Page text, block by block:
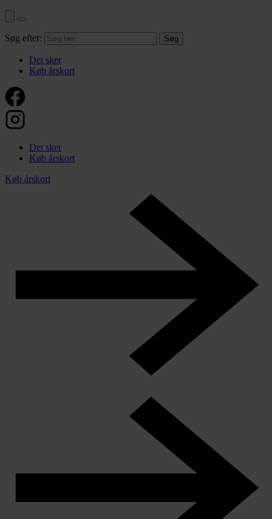
Søg efter:
Det sker
Køb årskort
Det sker
Køb årskort
Køb årskort